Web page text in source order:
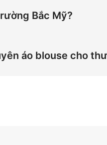
thương mại điện tử,
Bắc Mỹ?
này tăng LTV cho
áo blouse cho